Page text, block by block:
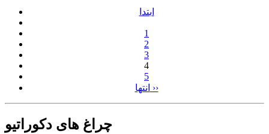
ابتدا
1
2
3
4
5
انتها ››
چراغ های دکوراتیو